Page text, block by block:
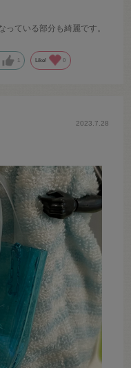
ている部分も綺麗です。
Like! 0
2023.7.28